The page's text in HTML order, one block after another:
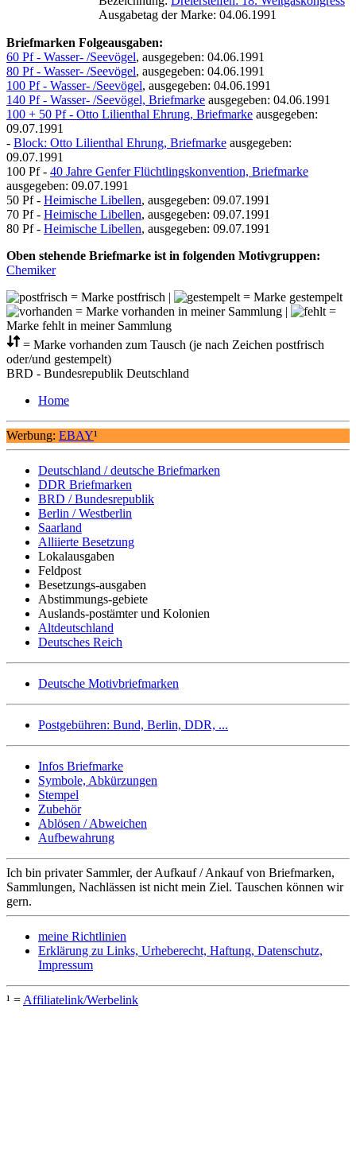
Ausgabetag der Marke: 04.06.1991
Briefmarken Folgeausgaben:
60 Pf - Wasser- /Seevögel, ausgegeben: 04.06.1991
80 Pf - Wasser- /Seevögel, ausgegeben: 04.06.1991
100 Pf - Wasser- /Seevögel, ausgegeben: 04.06.1991
140 Pf - Wasser- /Seevögel, Briefmarke ausgegeben: 04.06.1991
100 + 50 Pf - Otto Lilienthal Ehrung, Briefmarke ausgegeben:
09.07.1991
- Block: Otto Lilienthal Ehrung, Briefmarke ausgegeben:
09.07.1991
100 Pf - 40 Jahre Genfer Flüchtlingskonvention, Briefmarke
ausgegeben: 09.07.1991
50 Pf - Heimische Libellen, ausgegeben: 09.07.1991
70 Pf - Heimische Libellen, ausgegeben: 09.07.1991
80 Pf - Heimische Libellen, ausgegeben: 09.07.1991
Oben stehende Briefmarke ist in folgenden Motivgruppen:
Chemiker
= Marke postfrisch |
= Marke gestempelt
= Marke vorhanden in meiner Sammlung |
=
Marke fehlt in meiner Sammlung
= Marke vorhanden zum Tausch (je nach Zeichen postfrisch
oder/und gestempelt)
BRD - Bundesrepublik Deutschland
Home
Werbung: EBAY¹
Deutschland / deutsche Briefmarken
DDR Briefmarken
BRD / Bundesrepublik
Berlin / Westberlin
Saarland
Alliierte Besetzung
Lokalausgaben
Feldpost
Besetzungs-ausgaben
Abstimmungs-gebiete
Auslands-postämter und Kolonien
Altdeutschland
Deutsches Reich
Deutsche Motivbriefmarken
Postgebühren: Bund, Berlin, DDR, ...
Infos Briefmarke
Symbole, Abkürzungen
Stempel
Zubehör
Ablösen / Abweichen
Aufbewahrung
Ich bin privater Sammler, der Aufkauf / Ankauf von Briefmarken,
Sammlungen, Nachlässen ist nicht mein Ziel. Tauschen können wir
gern.
meine Richtlinien
Erklärung zu Links, Urheberecht, Haftung, Datenschutz,
Impressum
¹ = Affiliatelink/Werbelink